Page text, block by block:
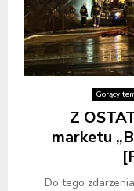
Gorący
Z
marketu
Do tego